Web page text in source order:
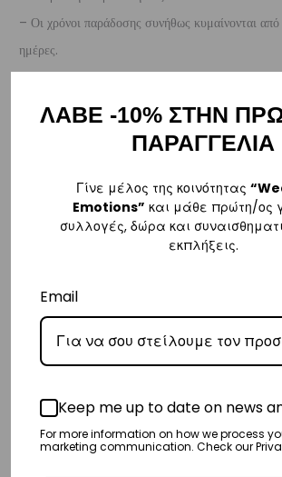
– Οι χρόνοι παράδοσης συνήθως κυμαίνονται
ημέρες.
– Προσφέρουμε επίσης αντικαταβολή για
Ελλάδα με extra χρέωση €2.
– Τα έξοδα αποστολής για Κύπρο είναι στα
– Η συνεργαζόμενη εταιρεία ταχυμεταφορών,
την παράδοσή σας.
ημέρες.
Ευρώπη
– Τα έξοδα αποστολής για όλο την Ευρώπη είναι
παράδοσή σας.
– Οι χρόνοι παράδοσης κυμαίνονται συνήθως
ΛΑΒΕ -10% ΣΤΗΝ
ΠΑΡΑΓΓΕΛΙΑ
Γίνε μέλος της κοινότητας
Emotions” και μάθε πρώτη/ος
συλλογές, δώρα και
εκπλήξεις.
Email
Keep me up to date on news
For more information on how we process
marketing communication. Check our